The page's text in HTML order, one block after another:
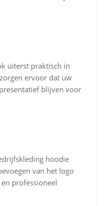
uiterst praktisch in
ervoor dat uw
blijven voor
hoodie
van het logo
professioneel